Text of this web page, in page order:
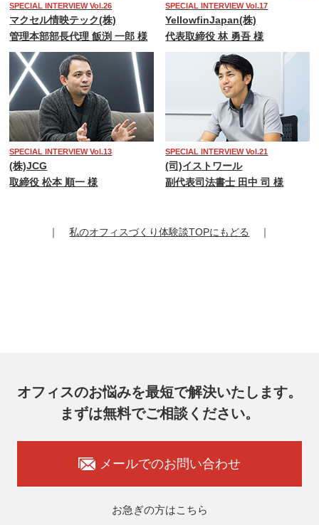
SPECIAL INTERVIEW Vol.26
マクセル情映テック(株)
管理本部部長代理 飯渕 一郎 様
SPECIAL INTERVIEW Vol.17
YellowfinJapan(株)
代表取締役 林 勇吾 様
SPECIAL INTERVIEW Vol.13
(株)JCG
取締役 松本 順一 様
SPECIAL INTERVIEW Vol.21
(司)イストワール
副代表司法書士 田中 司 様
｜ 私のオフィスづくり体験談TOPにもどる ｜
オフィスのお悩みを最短で解決いたします。
まずは無料でご相談ください。
メールでのお問い合わせ
お急ぎの方はこちら